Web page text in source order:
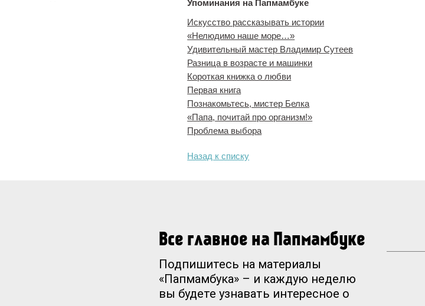
Упоминания на Папмамбуке
Искусство рассказывать истории
«Нелюдимо наше море…»
Удивительный мастер Владимир Сутеев
Разница в возрасте и машинки
Короткая книжка о любви
Первая книга
Познакомьтесь, мистер Белка
«Папа, почитай про организм!»
Проблема выбора
Назад к списку
Все главное на Папмамбуке
Подпишитесь на материалы
«Папмамбука» – и каждую неделю
вы будете узнавать интересное о